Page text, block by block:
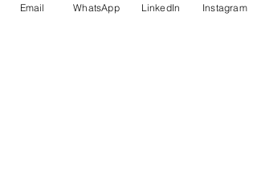
Email WhatsApp LinkedIn Instagram